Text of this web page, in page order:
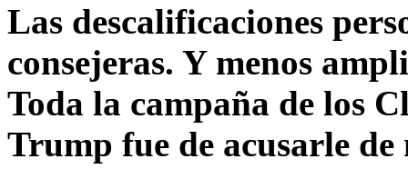
Las descalificaciones
consejeras. Y menos
Toda la campaña de los
Trump fue de acusarle